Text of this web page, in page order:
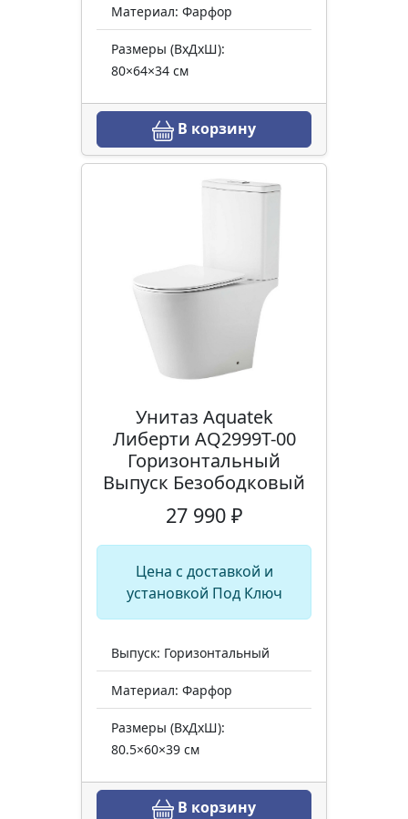
Материал: Фарфор
Размеры (ВхДхШ):
80×64×34 см
В корзину
Унитаз Aquatek
Либерти AQ2999T-00
Горизонтальный
Выпуск Безободковый
27 990 ₽
Цена с доставкой и
установкой Под Ключ
Выпуск: Горизонтальный
Материал: Фарфор
Размеры (ВхДхШ):
80.5×60×39 см
В корзину